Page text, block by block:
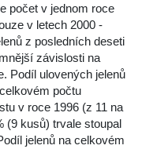
počet v jednom roce
v letech 2000 -
z posledních deseti
závislosti na
Podíl ulovených jelenů
počtu
v roce 1996 (z 11 na
(9 kusů) trvale stoupal
jelenů na celkovém